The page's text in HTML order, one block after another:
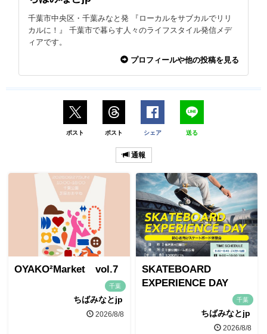
千葉市中央区・千葉みなと発 『ローカルをサブカルでリリ
カルに！』 千葉市で暮らす人々のライフスタイル発信メデ
ィアです。
プロフィールや他の投稿を見る
ポスト ポスト シェア 送る
通報
OYAKO²Market vol.7
千葉
ちばみなとjp
2026/8/8
SKATEBOARD
EXPERIENCE DAY
千葉
ちばみなとjp
2026/8/8